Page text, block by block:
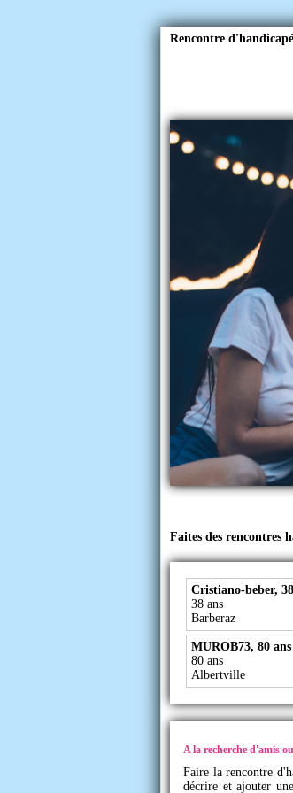
Rencontre
Faites des rencontres
Cristiano-beber,
38 ans
Barberaz
MUROB73, 80 ans
80 ans
Albertville
A la recherche d'amis
Faire la rencontre
décrire et ajouter